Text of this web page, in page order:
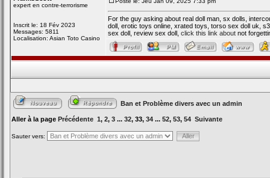
expert en contre-terrorisme
Inscrit le: 18 Fév 2023
Messages: 5811
Localisation: Asian Toto Casino
For the guy asking about real doll man, sx dolls,
doll, erotic toys online, xrated toys, torso sex doll uk,
sex doll, review sex doll, click this link about not
Ban et Problème divers avec un admin
Aller à la page Précédente 1, 2, 3 ... 32, 33, 34 ... 52, 53, 54 Suivante
Sauter vers: